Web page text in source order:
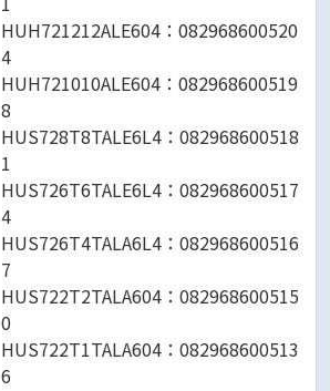
HUH721212ALE604：082968600520
4
HUH721010ALE604：082968600519
8
HUS728T8TALE6L4：082968600518
1
HUS726T6TALE6L4：082968600517
4
HUS726T4TALA6L4：082968600516
7
HUS722T2TALA604：082968600515
0
HUS722T1TALA604：082968600513
6